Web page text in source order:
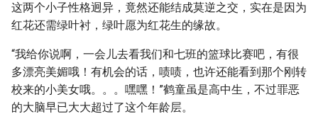
这两个小子性格迥异，竟然还能结成莫逆之交，实在是因为
红花还需绿叶衬，绿叶愿为红花生的缘故。
“我给你说啊，一会儿去看我们和七班的篮球比赛吧，有很
多漂亮美媚哦！有机会的话，啧啧，也许还能看到那个刚转
校来的小美女哦。。。嘿嘿！”鹤童虽是高中生，不过罪恶
的大脑早已大大超过了这个年龄层。